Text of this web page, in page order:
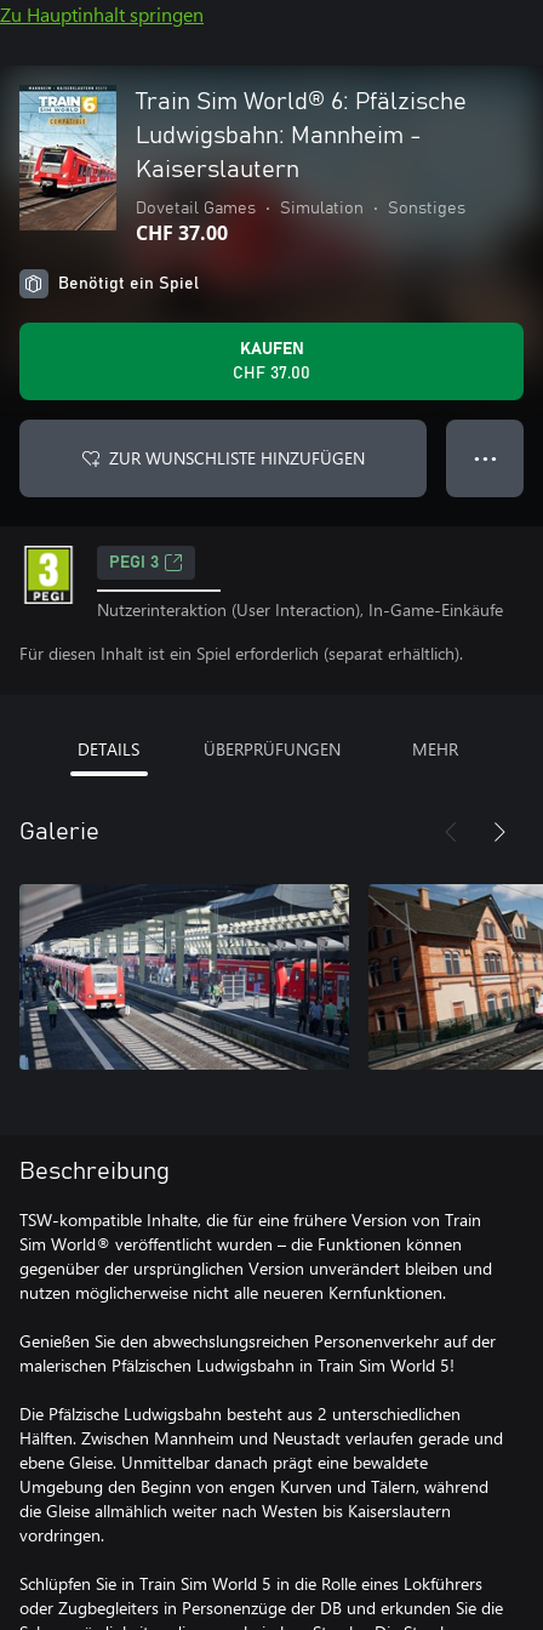
Zu Hauptinhalt springen
Train Sim World® 6: Pfälzische
Ludwigsbahn: Mannheim -
Kaiserslautern
Dovetail Games • Simulation • Sonstiges
CHF 37.00
Benötigt ein Spiel
KAUFEN
CHF 37.00
ZUR WUNSCHLISTE HINZUFÜGEN ● ● ●
PEGI 3
Nutzerinteraktion (User Interaction), In-Game-Einkäufe
Für diesen Inhalt ist ein Spiel erforderlich (separat erhältlich).
DETAILS ÜBERPRÜFUNGEN MEHR
Galerie
Beschreibung
TSW-kompatible Inhalte, die für eine frühere Version von Train
Sim World® veröffentlicht wurden – die Funktionen können
gegenüber der ursprünglichen Version unverändert bleiben und
nutzen möglicherweise nicht alle neueren Kernfunktionen.
Genießen Sie den abwechslungsreichen Personenverkehr auf der
malerischen Pfälzischen Ludwigsbahn in Train Sim World 5!
Die Pfälzische Ludwigsbahn besteht aus 2 unterschiedlichen
Hälften. Zwischen Mannheim und Neustadt verlaufen gerade und
ebene Gleise. Unmittelbar danach prägt eine bewaldete
Umgebung den Beginn von engen Kurven und Tälern, während
die Gleise allmählich weiter nach Westen bis Kaiserslautern
vordringen.
Schlüpfen Sie in Train Sim World 5 in die Rolle eines Lokführers
oder Zugbegleiters in Personenzüge der DB und erkunden Sie die